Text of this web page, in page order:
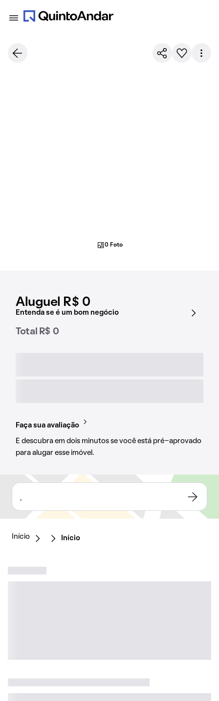
Aluguel R$ 0
Entenda se é um bom negócio
Total R$ 0
Faça sua avaliação
E descubra em dois minutos se você está pré-aprovado
para alugar esse imóvel.
0 Foto
,
Início Início